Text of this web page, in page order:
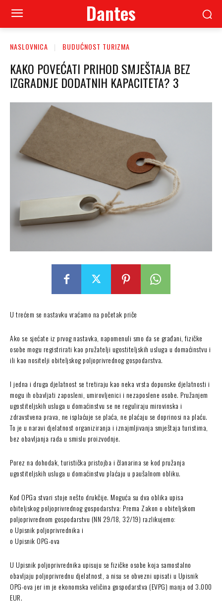
Dantes
NASLOVNICA BUDUĆNOST TURIZMA
KAKO POVEĆATI PRIHOD SMJEŠTAJA BEZ
IZGRADNJE DODATNIH KAPACITETA? 3
U trećem se nastavku vraćamo na početak priče
Ako se sjećate iz prvog nastavka, napomenuli smo da se građani, fizičke
osobe mogu registrirati kao pružatelji ugostiteljskih usluga u domaćinstvu i
ili kao nositelji obiteljskog poljoprivrednog gospodarstva.
I jedna i druga djelatnost se tretiraju kao neka vrsta dopunske djelatnosti i
mogu ih obavljati zaposleni, umirovljenici i nezaposlene osobe. Pružanjem
ugostiteljskih usluga u domaćinstvu se ne reguliraju mirovinska i
zdravstvena prava, ne isplaćuje se plaća, ne plaćaju se doprinosi na plaću.
To je u naravi djelatnost organiziranja i iznajmljivanja smještaja turistima,
bez obavljanja rada u smislu proizvodnje.
Porez na dohodak, turistička pristojba i članarina se kod pružanja
ugostiteljskih usluga u domaćinstvu plaćaju u paušalnom obliku.
Kod OPGa stvari stoje nešto drukčije. Moguća su dva oblika upisa
obiteljskog poljoprivrednog gospodarstva: Prema Zakon o obiteljskom
poljoprivrednom gospodarstvu (NN 29/18, 32/19) razlikujemo:
o Upisnik poljoprivrednika i
o Upisnik OPG-ova
U Upisnik poljoprivrednika upisuju se fizičke osobe koja samostalno
obavljaju poljoprivrednu djelatnost, a nisu se obvezni upisati u Upisnik
OPG-ova jer im je ekonomska veličina gospodarstva (EVPG) manja od 3.000
EUR.